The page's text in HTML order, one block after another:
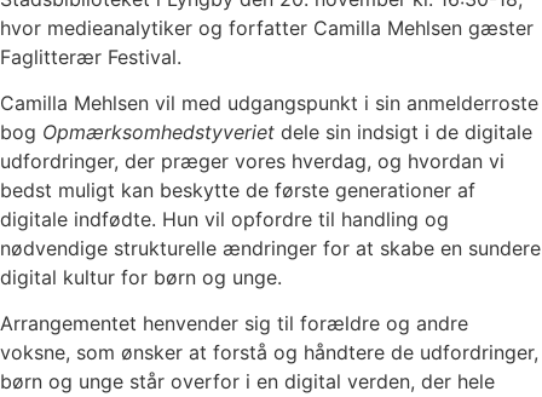
hvor medieanalytiker og forfatter Camilla Mehlsen gæster
Faglitterær Festival.
Camilla Mehlsen vil med udgangspunkt i sin anmelderroste
bog Opmærksomhedstyveriet dele sin indsigt i de digitale
udfordringer, der præger vores hverdag, og hvordan vi
bedst muligt kan beskytte de første generationer af
digitale indfødte. Hun vil opfordre til handling og
nødvendige strukturelle ændringer for at skabe en sundere
digital kultur for børn og unge.
Arrangementet henvender sig til forældre og andre
voksne, som ønsker at forstå og håndtere de udfordringer,
børn og unge står overfor i en digital verden, der hele